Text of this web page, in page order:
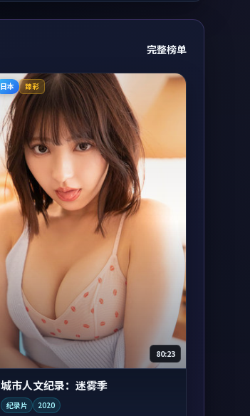
完整榜单
日本 臻彩
80:23
城市人文纪录：迷雾季
纪录片 2020